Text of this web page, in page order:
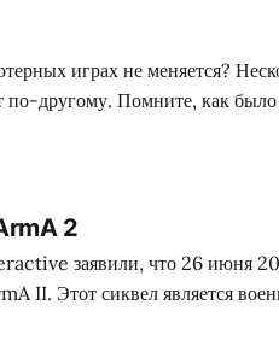
играх не меняется?
по-другому. Помните, как было
все стало лучше в игре
2
заявили, что 26 июня
II. Этот сиквел является
новыми возможностями и